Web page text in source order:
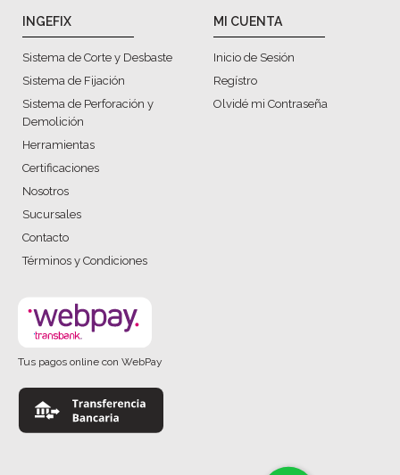
INGEFIX
Sistema de Corte y Desbaste
Sistema de Fijación
Sistema de Perforación y
Demolición
Herramientas
Certificaciones
Nosotros
Sucursales
Contacto
Términos y Condiciones
MI CUENTA
Inicio de Sesión
Regístro
Olvidé mi Contraseña
Tus pagos online con WebPay